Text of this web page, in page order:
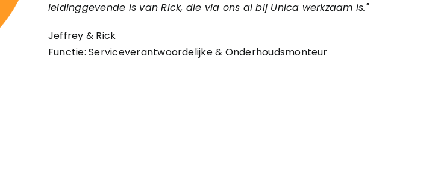
leidinggevende is van Rick, die via ons al bij Unica werkzaam is."
Jeffrey & Rick
Functie: Serviceverantwoordelijke & Onderhoudsmonteur